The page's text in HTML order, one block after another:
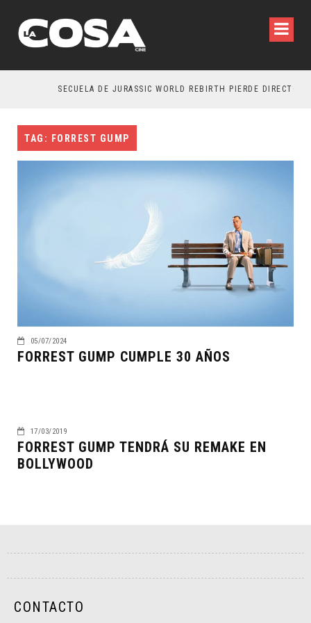
SECUELA DE JURASSIC WORLD REBIRTH PIERDE DIRECTOR
TAG: FORREST GUMP
05/07/2024
FORREST GUMP CUMPLE 30 AÑOS
17/03/2019
FORREST GUMP TENDRÁ SU REMAKE EN
BOLLYWOOD
CONTACTO